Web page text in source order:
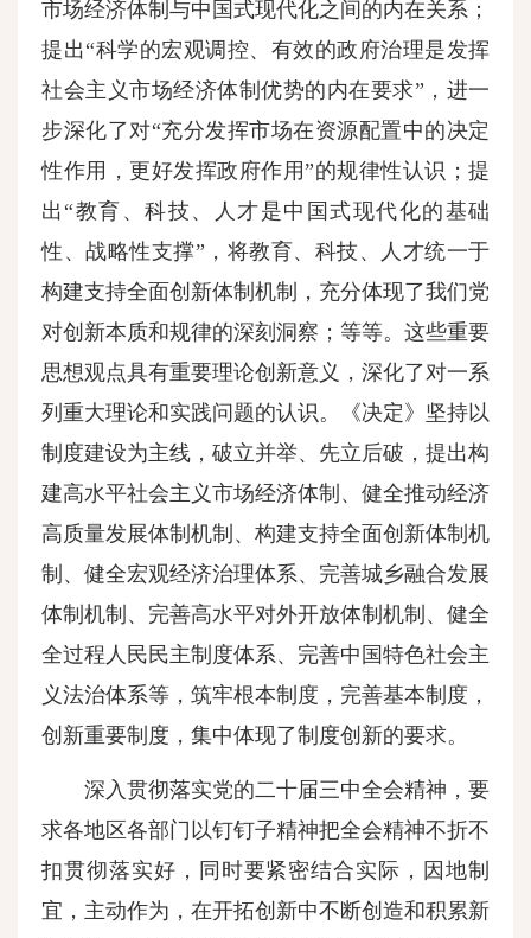
市场经济体制与中国式现代化之间的内在关系；
提出“科学的宏观调控、有效的政府治理是发挥
社会主义市场经济体制优势的内在要求”，进一
步深化了对“充分发挥市场在资源配置中的决定
性作用，更好发挥政府作用”的规律性认识；提
出“教育、科技、人才是中国式现代化的基础
性、战略性支撑”，将教育、科技、人才统一于
构建支持全面创新体制机制，充分体现了我们党
对创新本质和规律的深刻洞察；等等。这些重要
思想观点具有重要理论创新意义，深化了对一系
列重大理论和实践问题的认识。《决定》坚持以
制度建设为主线，破立并举、先立后破，提出构
建高水平社会主义市场经济体制、健全推动经济
高质量发展体制机制、构建支持全面创新体制机
制、健全宏观经济治理体系、完善城乡融合发展
体制机制、完善高水平对外开放体制机制、健全
全过程人民民主制度体系、完善中国特色社会主
义法治体系等，筑牢根本制度，完善基本制度，
创新重要制度，集中体现了制度创新的要求。
深入贯彻落实党的二十届三中全会精神，要
求各地区各部门以钉钉子精神把全会精神不折不
扣贯彻落实好，同时要紧密结合实际，因地制
宜，主动作为，在开拓创新中不断创造和积累新